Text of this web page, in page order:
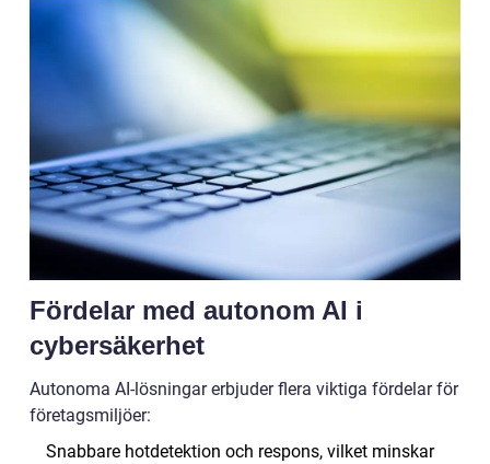
Fördelar med autonom AI i
cybersäkerhet
Autonoma AI-lösningar erbjuder flera viktiga fördelar för
företagsmiljöer:
Snabbare hotdetektion och respons, vilket minskar